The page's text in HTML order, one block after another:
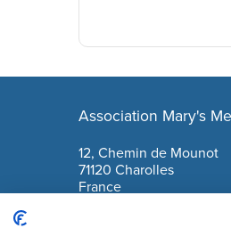
Footer
Association Mary's
12, Chemin de Mounot
71120 Charolles
France